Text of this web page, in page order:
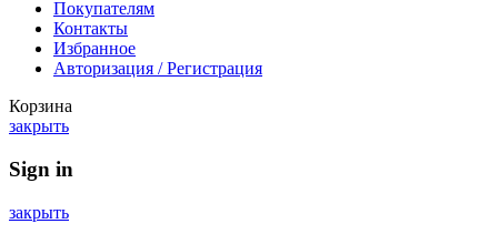
Покупателям
Контакты
Избранное
Авторизация / Регистрация
Корзина
закрыть
Sign in
закрыть